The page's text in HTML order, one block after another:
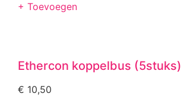
+ Toevoegen
Ethercon koppelbus (5stuks)
€ 10,50